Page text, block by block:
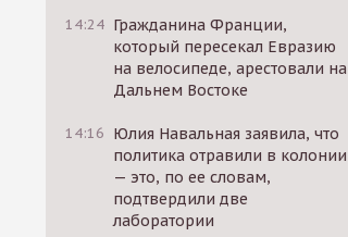
14:24 Гражданина Франции,
который пересекал Евразию
на велосипеде, арестовали на
Дальнем Востоке
14:16 Юлия Навальная заявила, что
политика отравили в колонии
— это, по ее словам,
подтвердили две
лаборатории